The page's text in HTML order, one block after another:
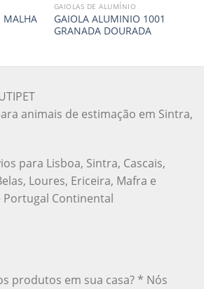
MALHA
GAIOLAS DE ALUMÍNIO
GAIOLA ALUMINIO 1001
GRANADA DOURADA
animais de estimação em Sintra,
para Lisboa, Sintra, Cascais,
Loures, Ericeira, Mafra e
Portugal Continental
produtos em sua casa? * Nós